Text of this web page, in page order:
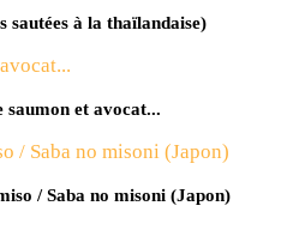
sautées à la thaïlandaise)
et avocat...
/ Saba no misoni (Japon)